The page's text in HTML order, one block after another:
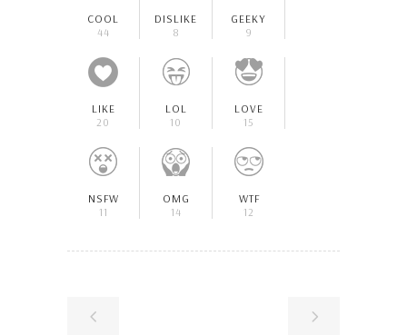
COOL
44
DISLIKE
8
GEEKY
9
LIKE
20
LOL
10
LOVE
15
NSFW
11
OMG
14
WTF
12